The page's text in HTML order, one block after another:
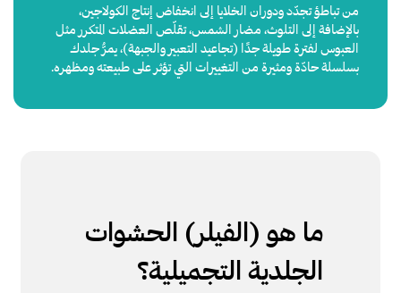
من تباطؤ تجدّد ودوران الخلايا إلى انخفاض إنتاج الكولاجين،
بالإضافة إلى التلوث، مضار الشمس، تقلّص العضلات المتكرر مثل
العبوس لفترة طويلة جدًا (تجاعيد التعبير والجبهة)، يمرُّ جلدك
بسلسلة حادّة ومثيرة من التغييرات التي تؤثر على طبيعته ومظهره.
ما هو (الفيلر) الحشوات
الجلدية التجميلية؟